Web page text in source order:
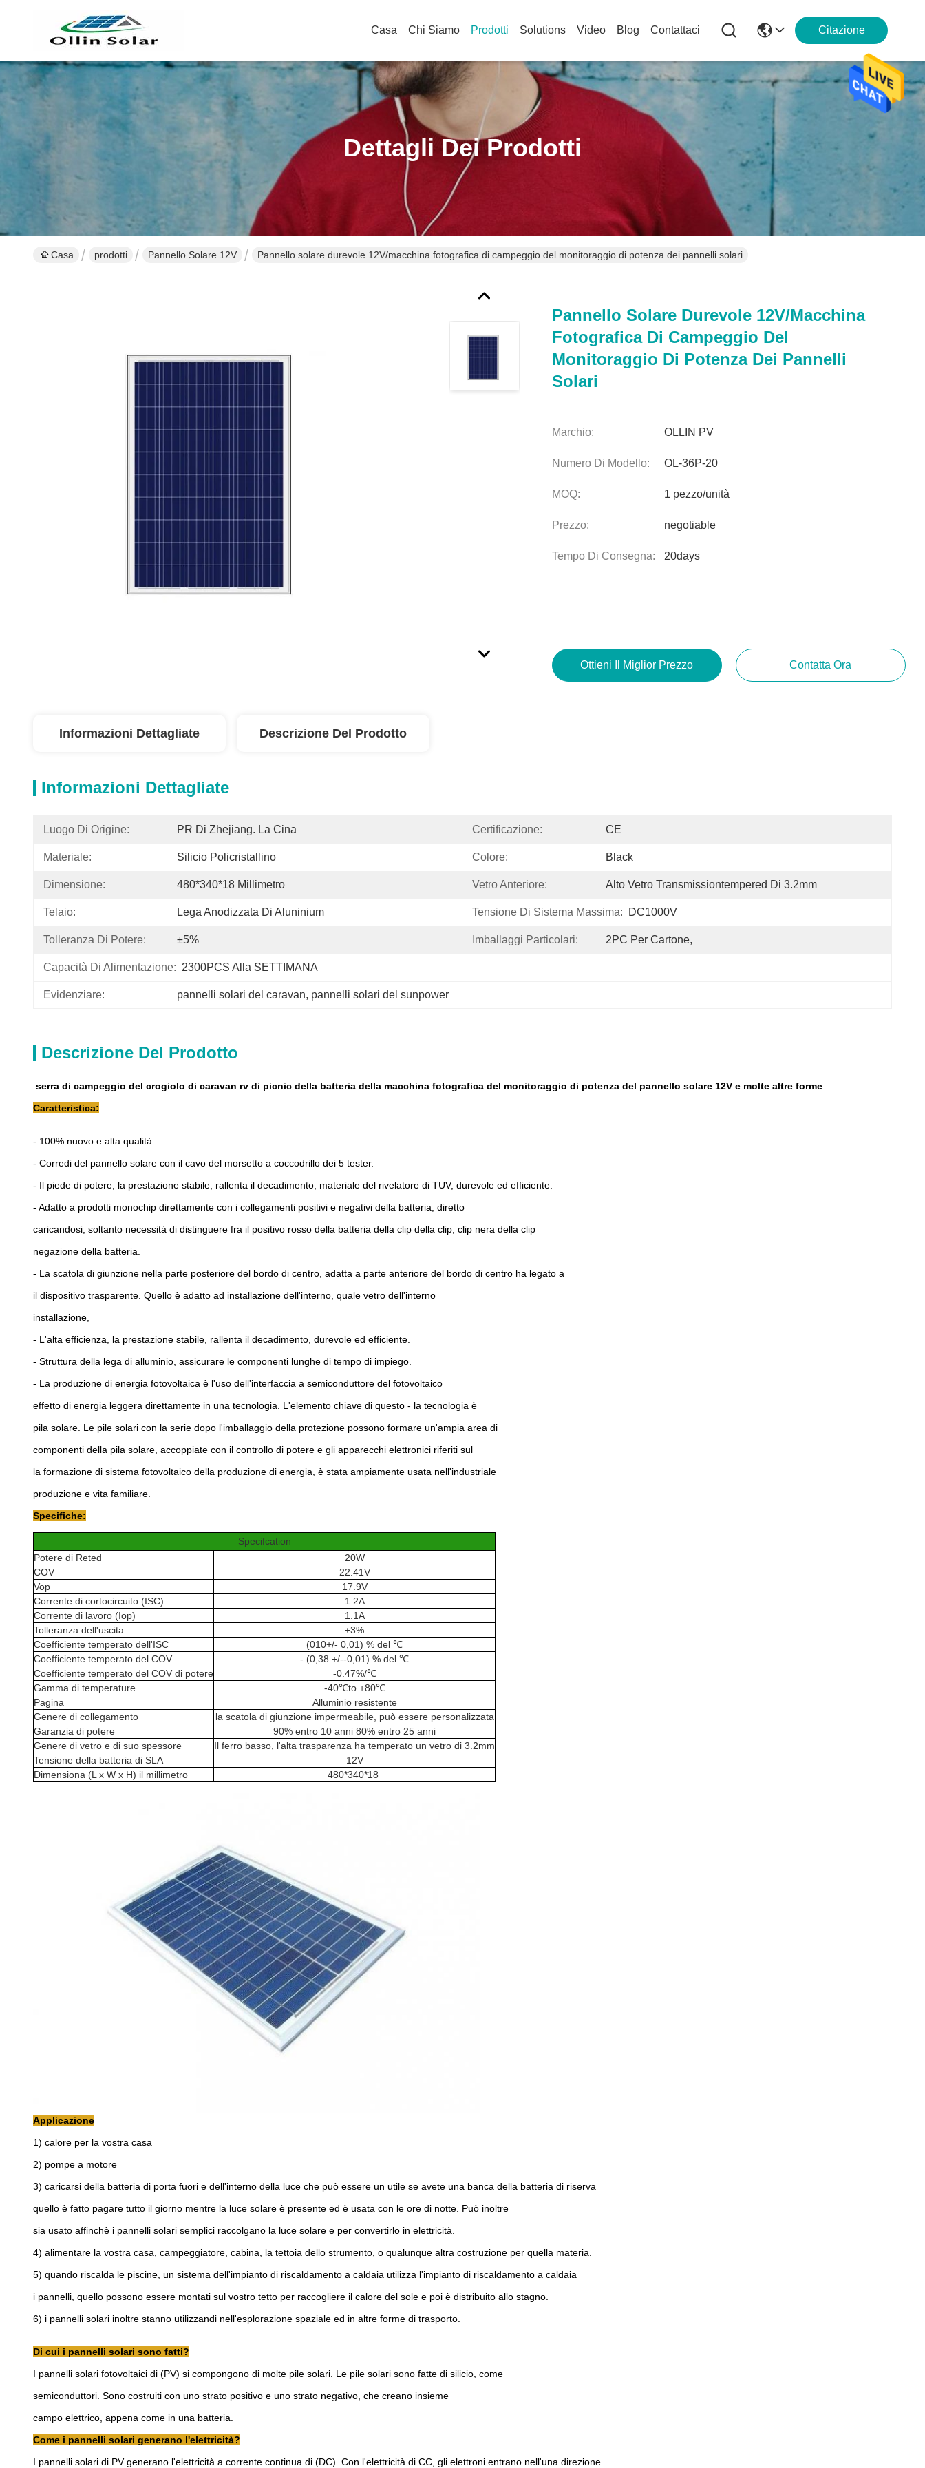
Casa Chi Siamo Prodotti Solutions Video Blog Contattaci Citazione
Dettagli Dei Prodotti
Casa prodotti Pannello Solare 12V Pannello solare durevole 12V/macchina fotografica di campeggio del monitoraggio di potenza dei pannelli solari
Pannello Solare Durevole 12V/macchina
Fotografica Di Campeggio Del
Monitoraggio Di Potenza Dei Pannelli
Solari
Marchio: OLLIN PV
Numero Di Modello: OL-36P-20
MOQ: 1 pezzo/unità
Prezzo: negotiable
Tempo Di Consegna: 20days
Ottieni Il Miglior Prezzo Contatta Ora
Informazioni Dettagliate Descrizione Del Prodotto
Informazioni Dettagliate
Luogo Di Origine: PR Di Zhejiang. La Cina Certificazione: CE
Materiale: Silicio Policristallino Colore: Black
Dimensione: 480*340*18 Millimetro Vetro Anteriore: Alto Vetro Transmissiontempered Di 3.2mm
Telaio: Lega Anodizzata Di Aluninium Tensione Di Sistema Massima: DC1000V
Tolleranza Di Potere: ±5% Imballaggi Particolari: 2PC Per Cartone,
Capacità Di Alimentazione: 2300PCS Alla SETTIMANA
Evidenziare: pannelli solari del caravan, pannelli solari del sunpower
Descrizione Del Prodotto
serra di campeggio del crogiolo di caravan rv di picnic della batteria della macchina fotografica del monitoraggio di potenza del pannello solare 12V e molte altre forme
Caratteristica:
- 100% nuovo e alta qualità.
- Corredi del pannello solare con il cavo del morsetto a coccodrillo dei 5 tester.
- Il piede di potere, la prestazione stabile, rallenta il decadimento, materiale del rivelatore di TUV, durevole ed efficiente.
- Adatto a prodotti monochip direttamente con i collegamenti positivi e negativi della batteria, diretto
caricandosi, soltanto necessità di distinguere fra il positivo rosso della batteria della clip della clip, clip nera della clip
negazione della batteria.
- La scatola di giunzione nella parte posteriore del bordo di centro, adatta a parte anteriore del bordo di centro ha legato a
il dispositivo trasparente. Quello è adatto ad installazione dell'interno, quale vetro dell'interno
installazione,
- L'alta efficienza, la prestazione stabile, rallenta il decadimento, durevole ed efficiente.
- Struttura della lega di alluminio, assicurare le componenti lunghe di tempo di impiego.
- La produzione di energia fotovoltaica è l'uso dell'interfaccia a semiconduttore del fotovoltaico
effetto di energia leggera direttamente in una tecnologia. L'elemento chiave di questo - la tecnologia è
pila solare. Le pile solari con la serie dopo l'imballaggio della protezione possono formare un'ampia area di
componenti della pila solare, accoppiate con il controllo di potere e gli apparecchi elettronici riferiti sul
la formazione di sistema fotovoltaico della produzione di energia, è stata ampiamente usata nell'industriale
produzione e vita familiare.
Specifiche:
Specifcation
Potere di Reted
20W
COV
22.41V
Vop
17.9V
Corrente di cortocircuito (ISC)
1.2A
Corrente di lavoro (Iop)
1.1A
Tolleranza dell'uscita
±3%
Coefficiente temperato dell'ISC
(010+/- 0,01) % del ℃
Coefficiente temperato del COV
- (0,38 +/--0,01) % del ℃
Coefficiente temperato del COV di potere
-0.47%/℃
Gamma di temperature
-40℃to +80℃
Pagina
Alluminio resistente
Genere di collegamento
la scatola di giunzione impermeabile, può essere personalizzata
Garanzia di potere
90% entro 10 anni 80% entro 25 anni
Genere di vetro e di suo spessore
Il ferro basso, l'alta trasparenza ha temperato un vetro di 3.2mm
Tensione della batteria di SLA
12V
Dimensiona (L x W x H) il millimetro
480*340*18
Applicazione
1) calore per la vostra casa
2) pompe a motore
3) caricarsi della batteria di porta fuori e dell'interno della luce che può essere un utile se avete una banca della batteria di riserva
quello è fatto pagare tutto il giorno mentre la luce solare è presente ed è usata con le ore di notte. Può inoltre
sia usato affinchè i pannelli solari semplici raccolgano la luce solare e per convertirlo in elettricità.
4) alimentare la vostra casa, campeggiatore, cabina, la tettoia dello strumento, o qualunque altra costruzione per quella materia.
5) quando riscalda le piscine, un sistema dell'impianto di riscaldamento a caldaia utilizza l'impianto di riscaldamento a caldaia
i pannelli, quello possono essere montati sul vostro tetto per raccogliere il calore del sole e poi è distribuito allo stagno.
6) i pannelli solari inoltre stanno utilizzandi nell'esplorazione spaziale ed in altre forme di trasporto.
Di cui i pannelli solari sono fatti?
I pannelli solari fotovoltaici di (PV) si compongono di molte pile solari. Le pile solari sono fatte di silicio, come
semiconduttori. Sono costruiti con uno strato positivo e uno strato negativo, che creano insieme
campo elettrico, appena come in una batteria.
Come i pannelli solari generano l'elettricità?
I pannelli solari di PV generano l'elettricità a corrente continua di (DC). Con l'elettricità di CC, gli elettroni entrano nell'una direzione